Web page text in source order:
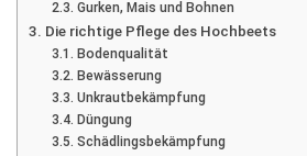
Gurken, Mais und Bohnen
Die richtige Pflege des Hochbeets
Bodenqualität
Bewässerung
Unkrautbekämpfung
Düngung
Schädlingsbekämpfung